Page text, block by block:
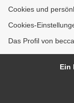
Cookies und
Cookies-
Das Profil von
Ein